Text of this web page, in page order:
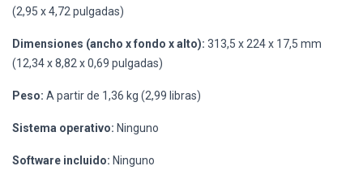
(2,95 x 4,72 pulgadas)
Dimensiones (ancho x fondo x alto): 313,5 x 224 x 17,5 mm
(12,34 x 8,82 x 0,69 pulgadas)
Peso: A partir de 1,36 kg (2,99 libras)
Sistema operativo: Ninguno
Software incluido: Ninguno